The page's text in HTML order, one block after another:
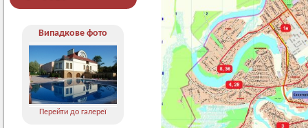
Випадкове фото
Перейти до галереї